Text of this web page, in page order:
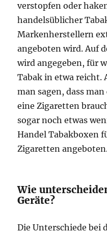
verstopfen oder
handelsüblicher
Markenherstellern
angeboten wird. Auf
wird angegeben, für
Tabak in etwa reicht.
man sagen, dass
eine Zigaretten
sogar noch etwas
Handel Tabakboxen
Zigaretten
Wie
Geräte?
Die Unterschiede bei